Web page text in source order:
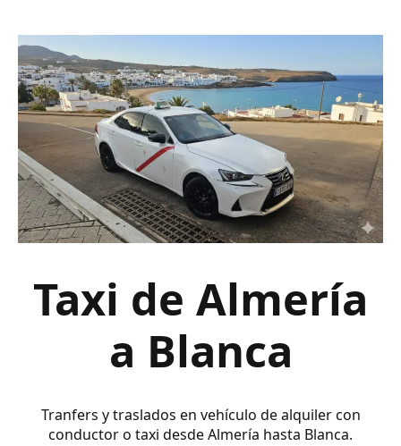
Taxi de Almería
a Blanca
Tranfers y traslados en vehículo de alquiler con
conductor o taxi desde Almería hasta Blanca.